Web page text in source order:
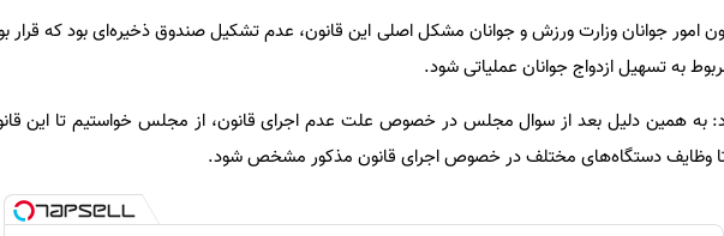
امور جوانان وزارت ورزش و جوانان مشکل اصلی این قانون، عدم تشکیل صندوق ذخیره‌ای بود که قرار
به تسهیل ازدواج جوانان عملیاتی شود.
به همین دلیل بعد از سوال مجلس در خصوص علت عدم اجرای قانون، از مجلس خواستیم تا این
وظایف دستگاه‌های مختلف در خصوص اجرای قانون مذکور مشخص شود.